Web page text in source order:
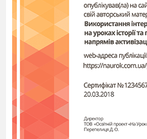
-Щоб була
вчитись, у злагоді
-А тепер я хочу вас
медальками, бо ви
називається ″1 клас″.
II.Основна
1.Бесіда про